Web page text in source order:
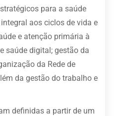
para a saúde
aos ciclos de vida e
e atenção primária à
saúde digital; gestão da
da Rede de
da gestão do trabalho e
definidas a partir de um